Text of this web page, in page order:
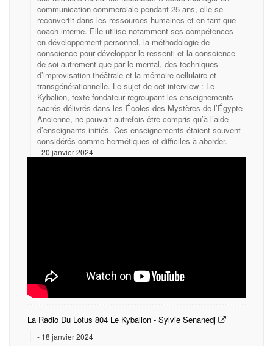
communication commerciale pendant 25 ans, elle se
reconvertit dans les ressources humaines et en tant que
coach interne. Elle utilise notamment ses compétences
en développement personnel, la méthodologie de
conscience pour développer le ressenti et la conscience
de soi autrement que par le mental, des techniques
d’improvisation théâtrale et la mémoire cellulaire et
transgénérationnelle. Le sujet de cet interview : Le
Kybalion, texte fondateur regroupant les enseignements
sacrés délivrés dans les Écoles des Mystères de l’Égypte
Ancienne, ne pouvait autrefois être compris qu’à l’aide
d’enseignants initiés. Ces enseignements étaient souvent
considérés comme hermétiques et difficiles à aborder.
20 janvier 2024
La Radio Du Lotus 804 Le Kybalion - Sylvie Senanedj
18 janvier 2024